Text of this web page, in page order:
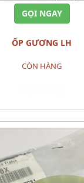
GỌI NGAY
ỐP GƯƠNG LH
CÒN HÀNG